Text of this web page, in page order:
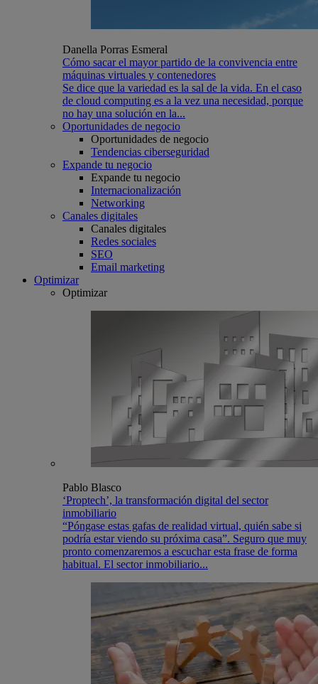
Danella Porras Esmeral
Cómo sacar el mayor partido de la convivencia entre
máquinas virtuales y contenedores
Se dice que la variedad es la sal de la vida. En el caso
de cloud computing es a la vez una necesidad, porque
no hay una solución en la...
Oportunidades de negocio
Oportunidades de negocio
Tendencias ciberseguridad
Expande tu negocio
Expande tu negocio
Internacionalización
Networking
Canales digitales
Canales digitales
Redes sociales
SEO
Email marketing
Optimizar
Optimizar
Pablo Blasco
‘Proptech’, la transformación digital del sector
inmobiliario
“Póngase estas gafas de realidad virtual, quién sabe si
podría estar viendo su próxima casa”. Seguro que muy
pronto comenzaremos a escuchar esta frase de forma
habitual. El sector inmobiliario...